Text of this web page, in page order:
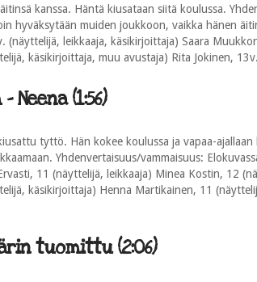
kanssa. Häntä kiusataan siitä koulussa.
hyväksytään muiden joukkoon, vaikka hänen
(näyttelijä, leikkaaja, käsikirjoittaja) Saara
käsikirjoittaja, muu avustaja) Rita Jokinen,
Neena (1:56)
tyttö. Hän kokee koulussa ja vapaa-
Yhdenvertaisuus/vammaisuus:
11 (näyttelijä, leikkaaja) Minea Kostin, 12
käsikirjoittaja) Henna Martikainen, 11
tuomittu (2:06)